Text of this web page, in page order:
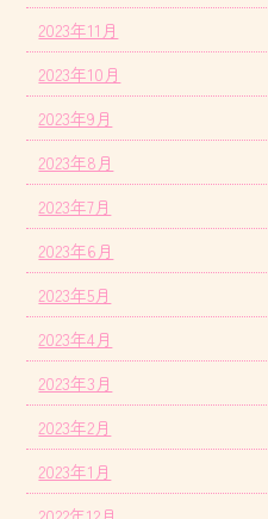
2023年11月
2023年10月
2023年9月
2023年8月
2023年7月
2023年6月
2023年5月
2023年4月
2023年3月
2023年2月
2023年1月